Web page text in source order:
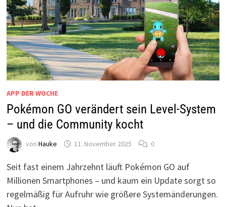
APP DER WOCHE
Pokémon GO verändert sein Level-System
– und die Community kocht
von Hauke 11. November 2025 0
Seit fast einem Jahrzehnt läuft Pokémon GO auf
Millionen Smartphones – und kaum ein Update sorgt so
regelmäßig für Aufruhr wie größere Systemänderungen.